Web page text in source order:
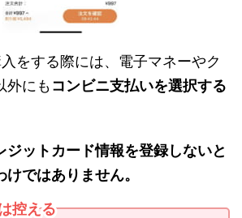
をする際には、電子マネーやク
外にもコンビニ支払いを選択する
ジットカード情報を登録しないと
ではありません。
控える